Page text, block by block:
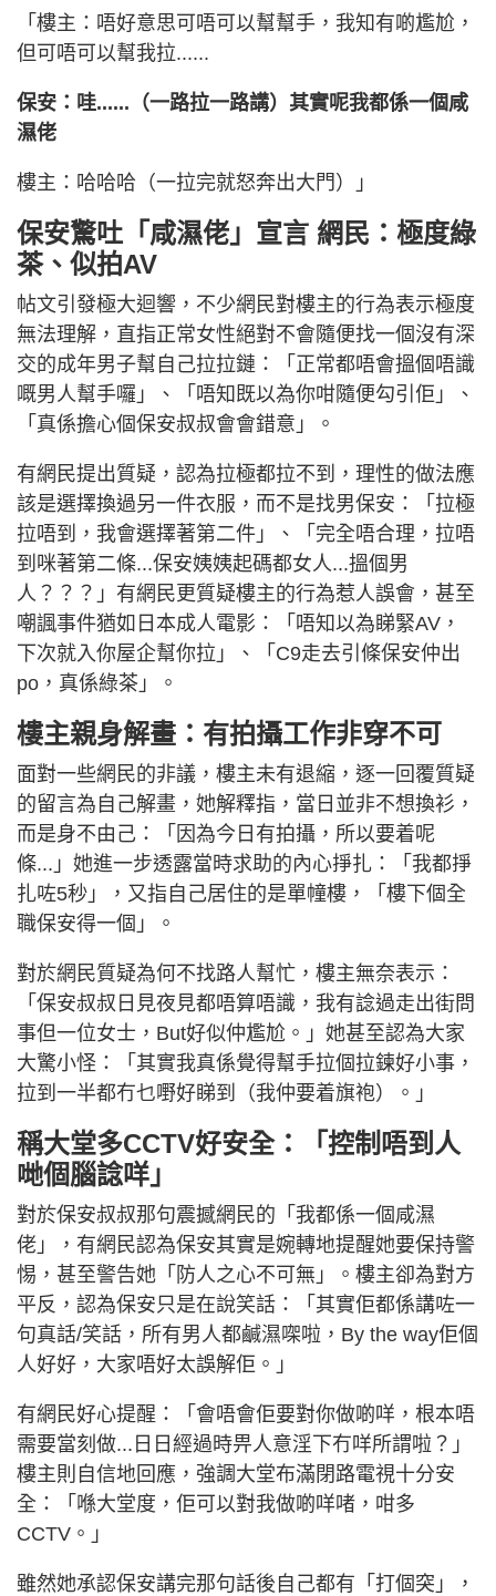
「樓主：唔好意思可唔可以幫幫手，我知有啲尷尬，
但可唔可以幫我拉......
保安：哇......（一路拉一路講）其實呢我都係一個咸
濕佬
樓主：哈哈哈（一拉完就怒奔出大門）」
保安驚吐「咸濕佬」宣言 網民：極度綠
茶、似拍AV
帖文引發極大迴響，不少網民對樓主的行為表示極度
無法理解，直指正常女性絕對不會隨便找一個沒有深
交的成年男子幫自己拉拉鏈：「正常都唔會搵個唔識
嘅男人幫手囉」、「唔知既以為你咁隨便勾引佢」、
「真係擔心個保安叔叔會會錯意」。
有網民提出質疑，認為拉極都拉不到，理性的做法應
該是選擇換過另一件衣服，而不是找男保安：「拉極
拉唔到，我會選擇著第二件」、「完全唔合理，拉唔
到咪著第二條...保安姨姨起碼都女人...搵個男
人？？？」有網民更質疑樓主的行為惹人誤會，甚至
嘲諷事件猶如日本成人電影：「唔知以為睇緊AV，
下次就入你屋企幫你拉」、「C9走去引條保安仲出
po，真係綠茶」。
樓主親身解畫：有拍攝工作非穿不可
面對一些網民的非議，樓主未有退縮，逐一回覆質疑
的留言為自己解畫，她解釋指，當日並非不想換衫，
而是身不由己：「因為今日有拍攝，所以要着呢
條...」她進一步透露當時求助的內心掙扎：「我都掙
扎咗5秒」，又指自己居住的是單幢樓，「樓下個全
職保安得一個」。
對於網民質疑為何不找路人幫忙，樓主無奈表示：
「保安叔叔日見夜見都唔算唔識，我有諗過走出街問
事但一位女士，But好似仲尷尬。」她甚至認為大家
大驚小怪：「其實我真係覺得幫手拉個拉鍊好小事，
拉到一半都冇乜嘢好睇到（我仲要着旗袍）。」
稱大堂多CCTV好安全：「控制唔到人
哋個腦諗咩」
對於保安叔叔那句震撼網民的「我都係一個咸濕
佬」，有網民認為保安其實是婉轉地提醒她要保持警
惕，甚至警告她「防人之心不可無」。樓主卻為對方
平反，認為保安只是在說笑話：「其實佢都係講咗一
句真話/笑話，所有男人都鹹濕㗎啦，By the way佢個
人好好，大家唔好太誤解佢。」
有網民好心提醒：「會唔會佢要對你做啲咩，根本唔
需要當刻做...日日經過時畀人意淫下冇咩所謂啦？」
樓主則自信地回應，強調大堂布滿閉路電視十分安
全：「喺大堂度，佢可以對我做啲咩啫，咁多
CCTV。」
雖然她承認保安講完那句話後自己都有「打個突」，